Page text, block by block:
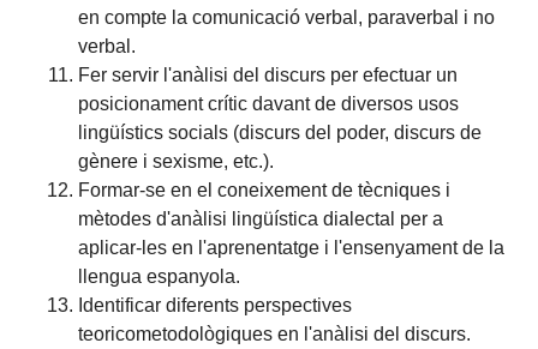
en compte la comunicació verbal, paraverbal i no
verbal.
Fer servir l'anàlisi del discurs per efectuar un
posicionament crític davant de diversos usos
lingüístics socials (discurs del poder, discurs de
gènere i sexisme, etc.).
Formar-se en el coneixement de tècniques i
mètodes d'anàlisi lingüística dialectal per a
aplicar-les en l'aprenentatge i l'ensenyament de la
llengua espanyola.
Identificar diferents perspectives
teoricometodològiques en l'anàlisi del discurs.